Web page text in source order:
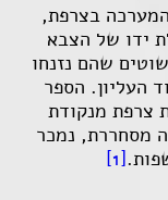
בצרפת,
ידו של הצבא
שהם נזנחו
העליון. הספר
צרפת מנקודת
מסחררת, נמכר
[1]